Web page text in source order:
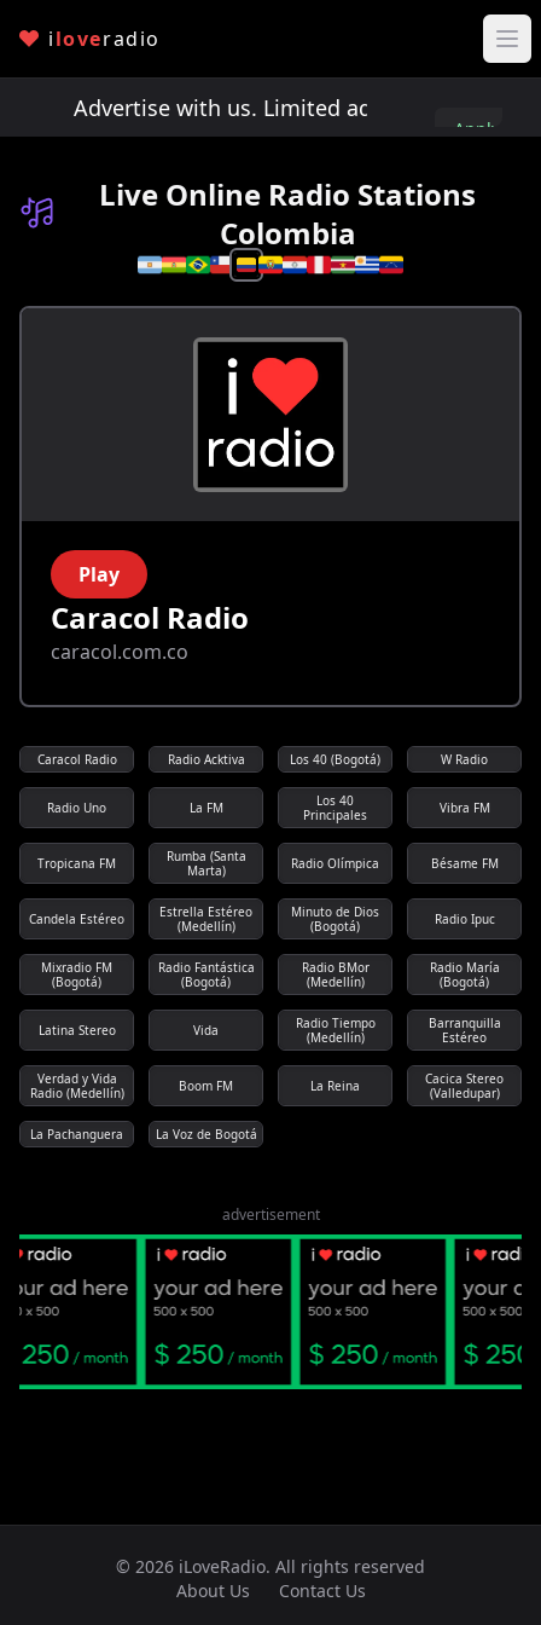
iloveradio
Advertise with us. Limited ad spots!
Apply
Live Online Radio Stations
Colombia
Select a country
Play
Caracol Radio
caracol.com.co
Caracol Radio Radio Acktiva Los 40 (Bogotá) W Radio
Radio Uno La FM
Los 40
Principales
Vibra FM
Tropicana FM
Rumba (Santa
Marta)
Radio Olímpica Bésame FM
Candela Estéreo
Estrella Estéreo
(Medellín)
Minuto de Dios
(Bogotá)
Radio Ipuc
Mixradio FM
(Bogotá)
Radio Fantástica
(Bogotá)
Radio BMor
(Medellín)
Radio María
(Bogotá)
Latina Stereo Vida
Radio Tiempo
(Medellín)
Barranquilla
Estéreo
Verdad y Vida
Radio (Medellín)
Boom FM La Reina
Cacica Stereo
(Valledupar)
La Pachanguera La Voz de Bogotá
advertisement
© 2026 iLoveRadio. All rights reserved
About Us
Contact Us